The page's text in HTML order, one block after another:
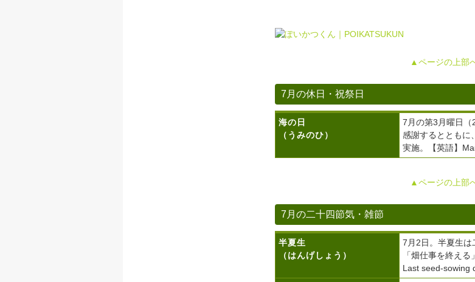
▲ページの上部
7月の休日・祝祭日
海の日
（うみのひ）
7月の第3月曜日（
感謝するとともに
実施。【英語】
▲ページの上部
7月の二十四節気・雑節
半夏生
（はんげしょう）
7月2日。半夏生は
「畑仕事を終え
Last seed-sowing